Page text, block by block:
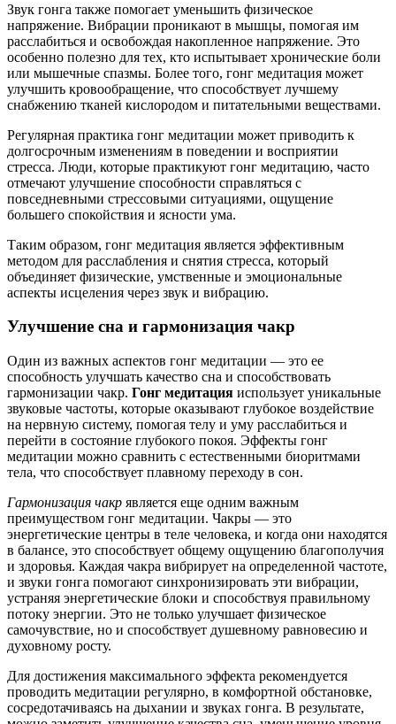
Звук гонга также помогает уменьшить физическое
напряжение. Вибрации проникают в мышцы, помогая им
расслабиться и освобождая накопленное напряжение. Это
особенно полезно для тех, кто испытывает хронические боли
или мышечные спазмы. Более того, гонг медитация может
улучшить кровообращение, что способствует лучшему
снабжению тканей кислородом и питательными веществами.
Регулярная практика гонг медитации может приводить к
долгосрочным изменениям в поведении и восприятии
стресса. Люди, которые практикуют гонг медитацию, часто
отмечают улучшение способности справляться с
повседневными стрессовыми ситуациями, ощущение
большего спокойствия и ясности ума.
Таким образом, гонг медитация является эффективным
методом для расслабления и снятия стресса, который
объединяет физические, умственные и эмоциональные
аспекты исцеления через звук и вибрацию.
Улучшение сна и гармонизация чакр
Один из важных аспектов гонг медитации — это ее
способность улучшать качество сна и способствовать
гармонизации чакр. Гонг медитация использует уникальные
звуковые частоты, которые оказывают глубокое воздействие
на нервную систему, помогая телу и уму расслабиться и
перейти в состояние глубокого покоя. Эффекты гонг
медитации можно сравнить с естественными биоритмами
тела, что способствует плавному переходу в сон.
Гармонизация чакр является еще одним важным
преимуществом гонг медитации. Чакры — это
энергетические центры в теле человека, и когда они находятся
в балансе, это способствует общему ощущению благополучия
и здоровья. Каждая чакра вибрирует на определенной частоте,
и звуки гонга помогают синхронизировать эти вибрации,
устраняя энергетические блоки и способствуя правильному
потоку энергии. Это не только улучшает физическое
самочувствие, но и способствует душевному равновесию и
духовному росту.
Для достижения максимального эффекта рекомендуется
проводить медитации регулярно, в комфортной обстановке,
сосредотачиваясь на дыхании и звуках гонга. В результате,